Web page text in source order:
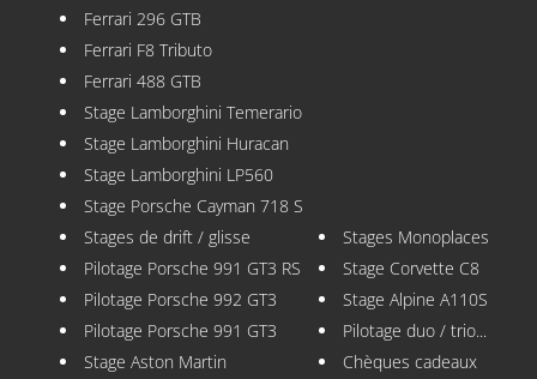
Ferrari 296 GTB
Ferrari F8 Tributo
Ferrari 488 GTB
Stage Lamborghini Temerario
Stage Lamborghini Huracan
Stage Lamborghini LP560
Stage Porsche Cayman 718 S
Stages de drift / glisse
Pilotage Porsche 991 GT3 RS
Pilotage Porsche 992 GT3
Pilotage Porsche 991 GT3
Stage Aston Martin
Stages Monoplaces
Stage Corvette C8
Stage Alpine A110S
Pilotage duo / trio...
Chèques cadeaux